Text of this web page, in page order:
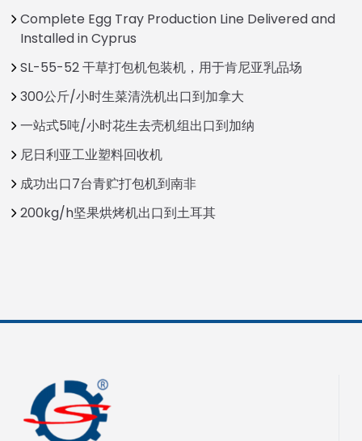
Complete Egg Tray Production Line Delivered and
Installed in Cyprus
SL-55-52 干草打包机包装机，用于肯尼亚乳品场
300公斤/小时生菜清洗机出口到加拿大
一站式5吨/小时花生去壳机组出口到加纳
尼日利亚工业塑料回收机
成功出口7台青贮打包机到南非
200kg/h坚果烘烤机出口到土耳其